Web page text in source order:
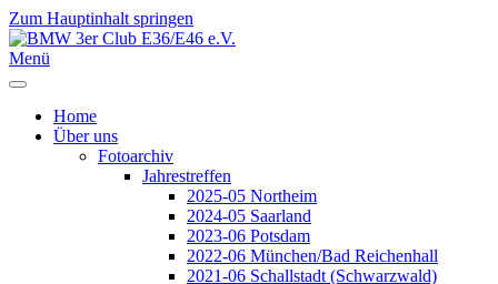
Zum Hauptinhalt springen
Menü
Home
Über uns
Fotoarchiv
Jahrestreffen
2025-05 Northeim
2024-05 Saarland
2023-06 Potsdam
2022-06 München/Bad Reichenhall
2021-06 Schallstadt (Schwarzwald)
Jahr
Monat
Jahr
Monat